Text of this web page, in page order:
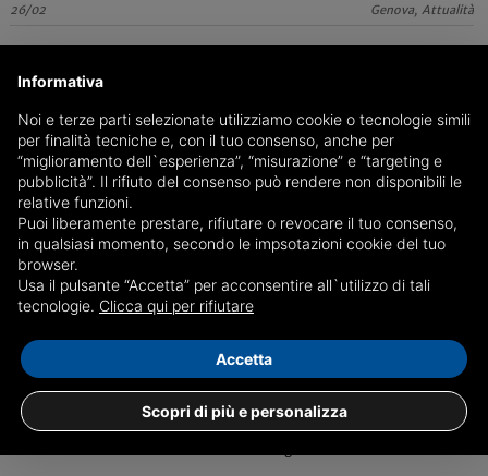
26/02 Genova, Attualità
Coronavirus, le disposizioni per contenere e gestire
l'emergenza epidemiologica
Sospese le manifestazioni pubbliche e i servizi educativi e scolastici.
Informativa
Noi e terze parti selezionate utilizziamo cookie o tecnologie simili
per finalità tecniche e, con il tuo consenso, anche per
“miglioramento dell`esperienza”, “misurazione” e “targeting e
pubblicità”. Il rifiuto del consenso può rendere non disponibili le
relative funzioni.
Puoi liberamente prestare, rifiutare o revocare il tuo consenso,
in qualsiasi momento, secondo le impsotazioni cookie del tuo
browser.
Usa il pulsante “Accetta” per acconsentire all`utilizzo di tali
tecnologie. Clicca qui per rifiutare
Scopri di più e personalizza
Accetta